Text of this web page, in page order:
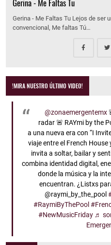
Gerina - Me Faltas Tu
Gerina - Me Faltas Tu Lejos de ser
convencional, Me faltas Tú…
!MIRA NUESTRO ÚLTIMO VIDEO!
@zonaemergentemx
radar 🚨 RAYmi by the
a una nueva era con “I
viaje entre el French House
invita a soltar, bailar y
combina identidad digital,
donde la música y la
encuentran. ¿Listxs
@raymi_by_the_pool
#RaymiByThePool
#NewMusicFriday ♬